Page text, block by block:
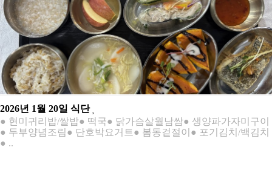
2026년 1월 20일 식단
● 현미귀리밥/쌀밥● 떡국● 닭가슴살월남쌈● 생양파가자미구이
● 두부양념조림● 단호박요거트● 봄동겉절이● 포기김치/백김치
● ..